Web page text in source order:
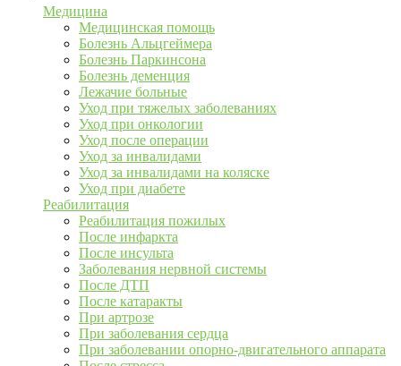
Медицина
Медицинская помощь
Болезнь Альцгеймера
Болезнь Паркинсона
Болезнь деменция
Лежачие больные
Уход при тяжелых заболеваниях
Уход при онкологии
Уход после операции
Уход за инвалидами
Уход за инвалидами на коляске
Уход при диабете
Реабилитация
Реабилитация пожилых
После инфаркта
После инсульта
Заболевания нервной системы
После ДТП
После катаракты
При артрозе
При заболевания сердца
При заболевании опорно-двигательного аппарата